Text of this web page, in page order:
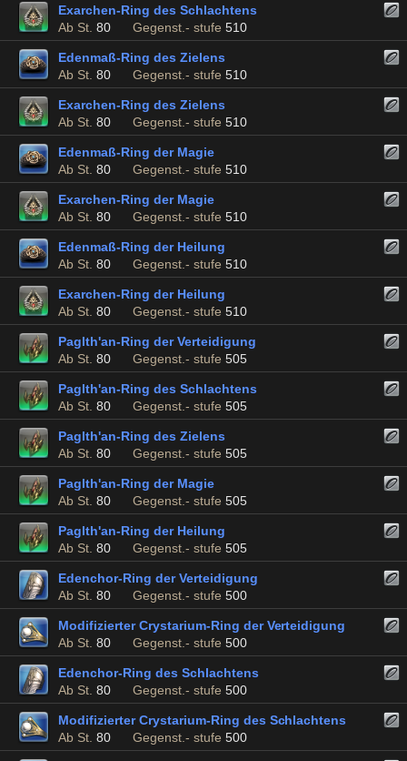
Exarchen-Ring des Schlachtens
Ab St. 80 Gegenst.- stufe 510
Edenmaß-Ring des Zielens
Ab St. 80 Gegenst.- stufe 510
Exarchen-Ring des Zielens
Ab St. 80 Gegenst.- stufe 510
Edenmaß-Ring der Magie
Ab St. 80 Gegenst.- stufe 510
Exarchen-Ring der Magie
Ab St. 80 Gegenst.- stufe 510
Edenmaß-Ring der Heilung
Ab St. 80 Gegenst.- stufe 510
Exarchen-Ring der Heilung
Ab St. 80 Gegenst.- stufe 510
Paglth'an-Ring der Verteidigung
Ab St. 80 Gegenst.- stufe 505
Paglth'an-Ring des Schlachtens
Ab St. 80 Gegenst.- stufe 505
Paglth'an-Ring des Zielens
Ab St. 80 Gegenst.- stufe 505
Paglth'an-Ring der Magie
Ab St. 80 Gegenst.- stufe 505
Paglth'an-Ring der Heilung
Ab St. 80 Gegenst.- stufe 505
Edenchor-Ring der Verteidigung
Ab St. 80 Gegenst.- stufe 500
Modifizierter Crystarium-Ring der Verteidigung
Ab St. 80 Gegenst.- stufe 500
Edenchor-Ring des Schlachtens
Ab St. 80 Gegenst.- stufe 500
Modifizierter Crystarium-Ring des Schlachtens
Ab St. 80 Gegenst.- stufe 500